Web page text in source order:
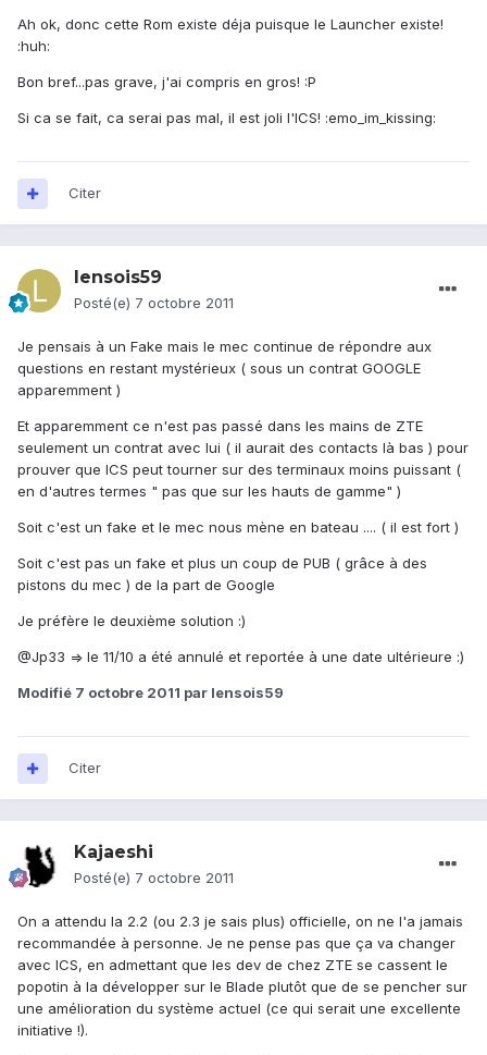
Ah ok, donc cette Rom existe déja puisque le Launcher existe!
:huh:
Bon bref...pas grave, j'ai compris en gros! :P
Si ca se fait, ca serai pas mal, il est joli l'ICS! :emo_im_kissing:
Citer
lensois59
Posté(e) 7 octobre 2011
Je pensais à un Fake mais le mec continue de répondre aux
questions en restant mystérieux ( sous un contrat GOOGLE
apparemment )
Et apparemment ce n'est pas passé dans les mains de ZTE
seulement un contrat avec lui ( il aurait des contacts là bas ) pour
prouver que ICS peut tourner sur des terminaux moins puissant (
en d'autres termes " pas que sur les hauts de gamme" )
Soit c'est un fake et le mec nous mène en bateau .... ( il est fort )
Soit c'est pas un fake et plus un coup de PUB ( grâce à des
pistons du mec ) de la part de Google
Je préfère le deuxième solution :)
@Jp33 => le 11/10 a été annulé et reportée à une date ultérieure :)
Modifié 7 octobre 2011 par lensois59
Citer
Kajaeshi
Posté(e) 7 octobre 2011
On a attendu la 2.2 (ou 2.3 je sais plus) officielle, on ne l'a jamais
recommandée à personne. Je ne pense pas que ça va changer
avec ICS, en admettant que les dev de chez ZTE se cassent le
popotin à la développer sur le Blade plutôt que de se pencher sur
une amélioration du système actuel (ce qui serait une excellente
initiative !).